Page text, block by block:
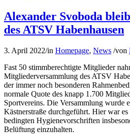
Alexander Svoboda
des ATSV Habenhausen
3. April 2022/in Homepage, News /von
Fast 50 stimmberechtigte Mitglieder
Mitgliederversammlung des ATSV
der immer noch besonderen
normale Quote des knapp 1.700
Sportvereins. Die Versammlung wurde
Kästnerstraße durchgeführt. Hier war
bedingten Hygienevorschriften
Belüftung einzuhalten.